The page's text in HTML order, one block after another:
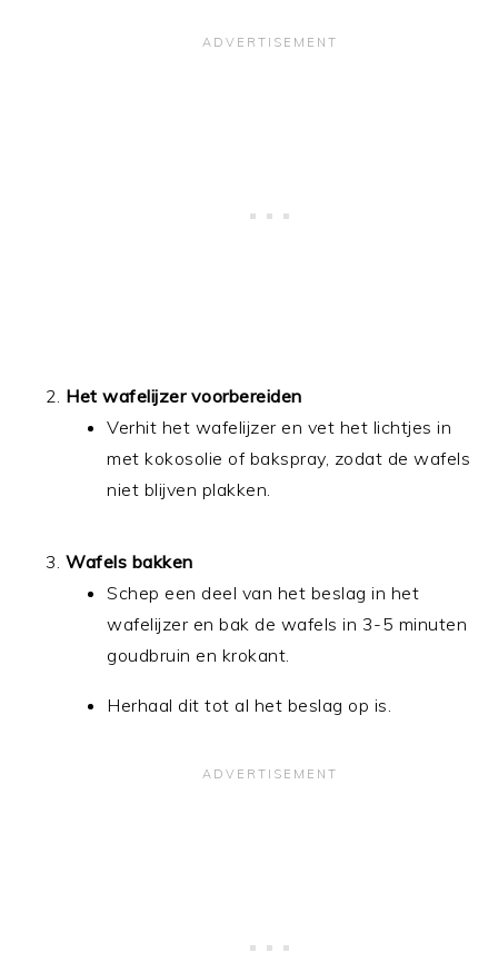
Het wafelijzer voorbereiden
Verhit het wafelijzer en vet het lichtjes in
met kokosolie of bakspray, zodat de wafels
niet blijven plakken.
Wafels bakken
Schep een deel van het beslag in het
wafelijzer en bak de wafels in 3-5 minuten
goudbruin en krokant.
Herhaal dit tot al het beslag op is.